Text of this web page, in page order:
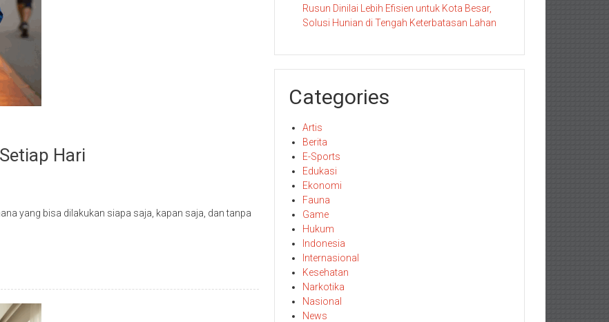
Hari
yang bisa dilakukan siapa saja, kapan saja, dan tanpa
Rusun Dinilai Lebih Efisien untuk Kota Besar,
Solusi Hunian di Tengah Keterbatasan Lahan
Categories
Artis
Berita
E-Sports
Edukasi
Ekonomi
Fauna
Game
Hukum
Indonesia
Internasional
Kesehatan
Narkotika
Nasional
News